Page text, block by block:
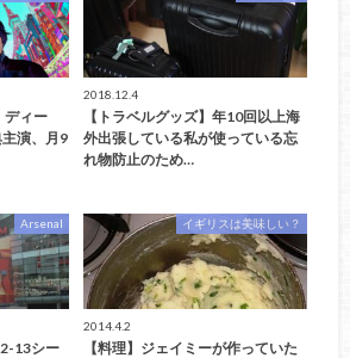
ディー
演、月9
2018.12.4
【トラベルグッズ】年10回以上海
外出張している私が使っている忘
れ物防止のため…
Arsenal
13シー
イギリスは美味しい？
2014.4.2
【料理】ジェイミーが作っていた